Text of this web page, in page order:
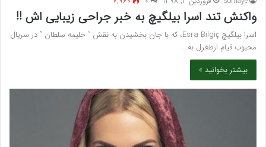
واکنش تند اسرا بیلگیچ به خبر جراحی زیبایی اش !!
اسرا بیلگیچ Esra Bilgiç، که با جان بخشیدن به نقش ” حلیمه سلطان ” در سریال
محبوب قیام ارطغرل به…
بیشتر بخوانید »